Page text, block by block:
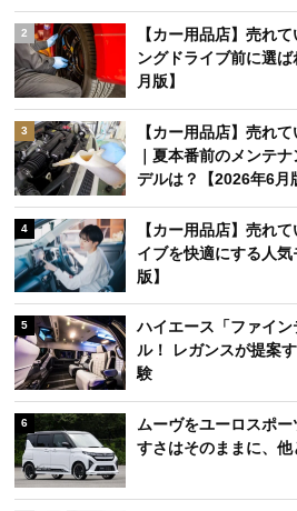
2
【カー用品店】売れ
ングドライブ前に選
月版】
3
【カー用品店】売れ
｜夏本番前のメンテ
デルは？【2026年6月
4
【カー用品店】売れ
イブを快適にする人
版】
5
ハイエース「ファイ
ル！ レガンスが提案
験
6
ムーヴをユーロスポ
すさはそのままに、